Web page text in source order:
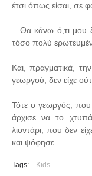
έτσι όπως είσαι, σε
– Θα κάνω ό,τι μου
τόσο πολύ
Και, πραγματικά,
γεωργού, δεν είχε
Τότε ο γεωργός,
άρχισε να το
λιοντάρι, που δεν
και ψόφησε.
Tags: Kids